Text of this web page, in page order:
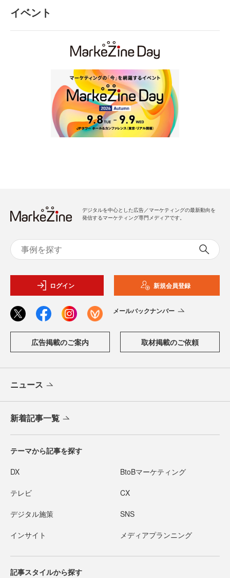
イベント
デジタルを中心とした広告／マーケティングの最新動向を
発信するマーケティング専門メディアです。
ログイン 新規会員登録
メールバックナンバー
広告掲載のご案内 取材掲載のご依頼
ニュース
新着記事一覧
テーマから記事を探す
DX BtoBマーケティング
テレビ CX
デジタル施策 SNS
インサイト メディアプランニング
記事スタイルから探す